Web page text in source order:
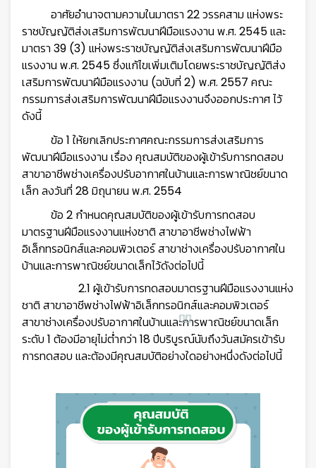
อาศัยอำนาจตามความในมาตรา 22 วรรคสาม แห่งพระ
ราชบัญญัติส่งเสริมการพัฒนาฝีมือแรงงาน พ.ศ. 2545 และ
มาตรา 39 (3) แห่งพระราชบัญญัติส่งเสริมการพัฒนาฝีมือ
แรงงาน พ.ศ. 2545 ซึ่งแก้ไขเพิ่มเติมโดยพระราชบัญญัติส่ง
เสริมการพัฒนาฝีมือแรงงาน (ฉบับที่ 2) พ.ศ. 2557 คณะ
กรรมการส่งเสริมการพัฒนาฝีมือแรงงานจึงออกประกาศ ไว้
ดังนี้
ข้อ 1 ให้ยกเลิกประกาศคณะกรรมการส่งเสริมการ
พัฒนาฝีมือแรงงาน เรื่อง คุณสมบัติของผู้เข้ารับการทดสอบ
สาขาอาชีพช่างเครื่องปรับอากาศในบ้านและการพาณิชย์ขนาด
เล็ก ลงวันที่ 28 มิถุนายน พ.ศ. 2554
ข้อ 2 กำหนดคุณสมบัติของผู้เข้ารับการทดสอบ
มาตรฐานฝีมือแรงงานแห่งชาติ สาขาอาชีพช่างไฟฟ้า
อิเล็กทรอนิกส์และคอมพิวเตอร์ สาขาช่างเครื่องปรับอากาศใน
บ้านและการพาณิชย์ขนาดเล็กไว้ดังต่อไปนี้
2.1 ผู้เข้ารับการทดสอบมาตรฐานฝีมือแรงงานแห่ง
ชาติ สาขาอาชีพช่างไฟฟ้าอิเล็กทรอนิกส์และคอมพิวเตอร์
สาขาช่างเครื่องปรับอากาศในบ้านและการพาณิชย์ขนาดเล็ก
ระดับ 1 ต้องมีอายุไม่ต่ำกว่า 18 ปีบริบูรณ์นับถึงวันสมัครเข้ารับ
การทดสอบ และต้องมีคุณสมบัติอย่างใดอย่างหนึ่งดังต่อไปนี้